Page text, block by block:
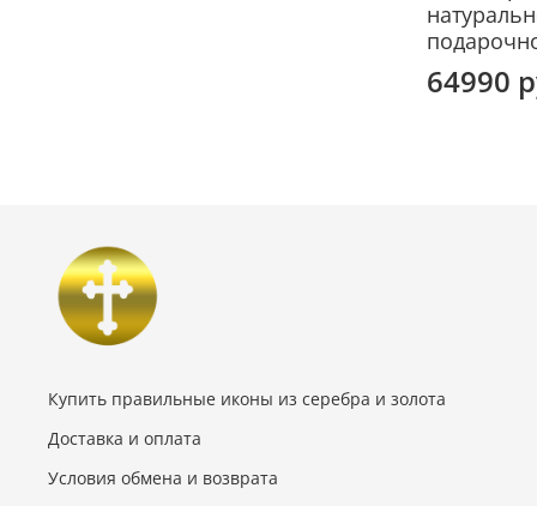
64990
Купить правильные иконы из серебра и золота
Доставка и оплата
Условия обмена и возврата